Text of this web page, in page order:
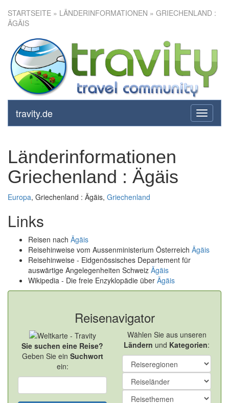
STARTSEITE » LÄNDERINFORMATIONEN » GRIECHENLAND :
ÄGÄIS
toggle
travity.de
Länderinformationen
Griechenland : Ägäis
Europa, Griechenland : Ägäis, Griechenland
Links
Reisen nach Ägäis
Reisehinweise vom Aussenministerium Österreich Ägäis
Reisehinweise - Eidgenössisches Departement für
auswärtige Angelegenheiten Schweiz Ägäis
Wikipedia - Die freie Enzyklopädie über Ägäis
Reisenavigator
Sie suchen eine Reise?
Geben Sie ein Suchwort
ein:
Wählen Sie aus unseren
Ländern und Kategorien: